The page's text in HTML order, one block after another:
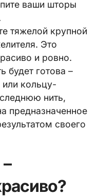
ваши шторы
тяжелой крупной
Это
и ровно.
будет готова –
или кольцу-
нить,
предназначенное
своего